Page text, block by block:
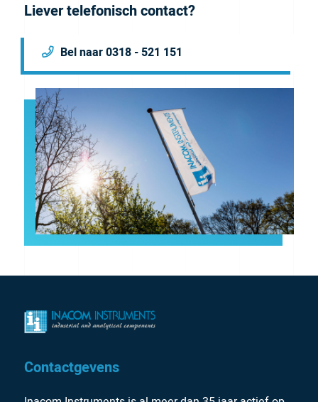
Liever telefonisch contact?
Bel naar 0318 - 521 151
Contactgevens